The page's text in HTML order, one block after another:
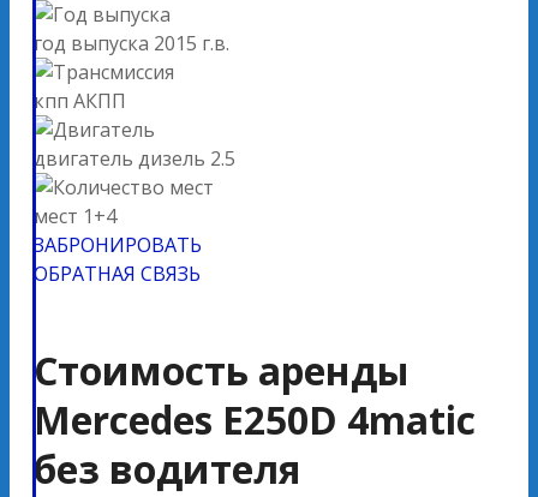
год выпуска 2015 г.в.
кпп АКПП
двигатель дизель 2.5
мест 1+4
ЗАБРОНИРОВАТЬ
ОБРАТНАЯ СВЯЗЬ
Стоимость аренды
Mercedes E250D 4matic
без водителя